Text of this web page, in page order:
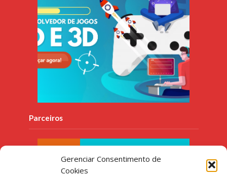
Gerenciar Consentimento de
Cookies
Parceiros